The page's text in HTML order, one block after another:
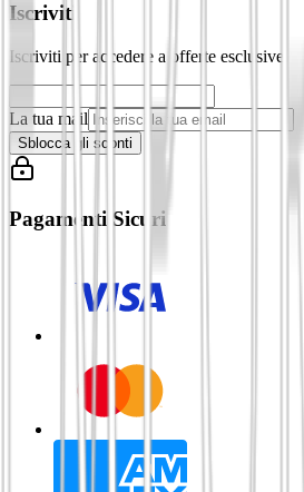
Iscriviti
Iscriviti per accedere a offerte esclusive
La tua mail
Sblocca gli sconti
Pagamenti Sicuri